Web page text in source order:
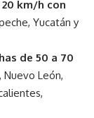
20 km/h con
Yucatán y
de 50 a 70
Nuevo León,